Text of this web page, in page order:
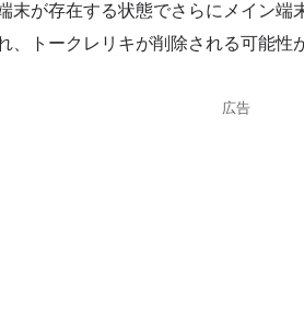
末が存在する状態でさらにメイン
、トークレリキが削除される可能性
広告